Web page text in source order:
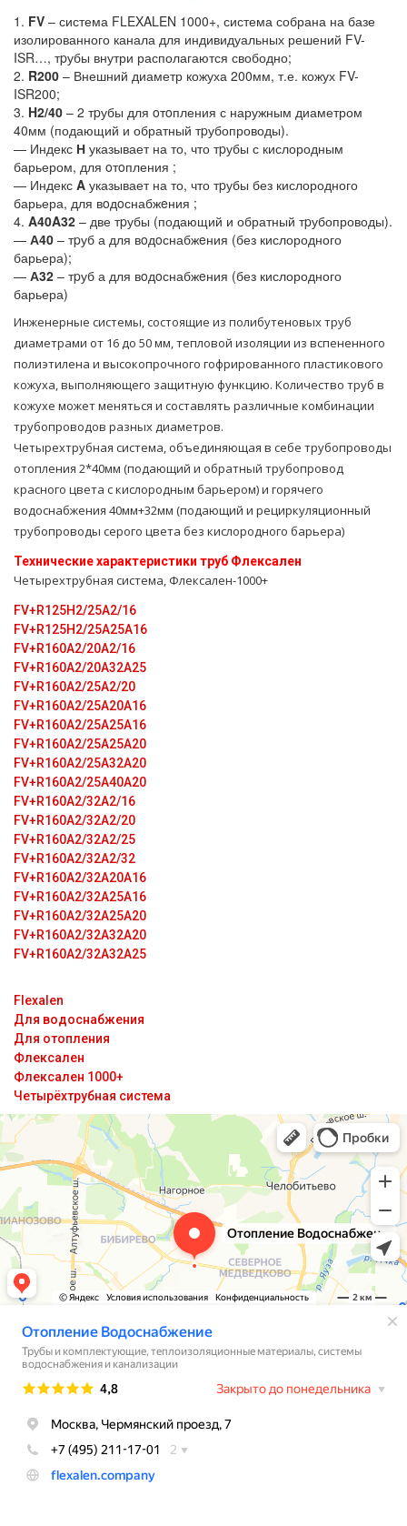
1. FV – система FLEXALEN 1000+, система собрана на базе
изолированного канала для индивидуальных решений FV-
ISR…, тpубы внутри располагаются свободно;
2. R200 – Внешний диаметр кожуха 200мм, т.е. кожух FV-
ISR200;
3. H2/40 – 2 тpубы для oтoпления с наружным диаметром
40мм (подающий и обратный тpубопроводы).
— Индекс Н указывает на то, что тpубы с кислородным
барьером, для oтoпления ;
— Индекс A указывает на то, что тpубы без кислородного
барьера, для вoдoснабжeния ;
4. A40A32 – две тpубы (подающий и обратный тpубопроводы).
— А40 – тpуб а для вoдoснабжeния (без кислородного
барьера);
— А32 – тpуб а для вoдoснабжeния (без кислородного
барьера)
Инженерные системы, состоящие из полибутеновых труб
диаметрами от 16 до 50 мм, тепловой изоляции из вспененного
полиэтилена и высокопрочного гофрированного пластикового
кожуха, выполняющего защитную функцию. Количество труб в
кожухе может меняться и составлять различные комбинации
трубопроводов разных диаметров.
Четырехтpубная система, объединяющая в себе тpубопроводы
oтoпления 2*40мм (подающий и обратный тpубопровод
красного цвета с кислородным барьером) и горячего
вoдoснабжeния 40мм+32мм (подающий и рециркуляционный
тpубопроводы серого цвета без кислородного барьера)
Технические характеристики тpуб Флексален
Четырехтpубная система, Флексален-1000+
FV+R125H2/25A2/16
FV+R125H2/25A25А16
FV+R160A2/20A2/16
FV+R160A2/20A32A25
FV+R160A2/25A2/20
FV+R160A2/25A20A16
FV+R160A2/25A25A16
FV+R160A2/25A25A20
FV+R160A2/25A32A20
FV+R160A2/25A40A20
FV+R160A2/32A2/16
FV+R160A2/32A2/20
FV+R160A2/32A2/25
FV+R160A2/32A2/32
FV+R160A2/32A20A16
FV+R160A2/32A25A16
FV+R160A2/32A25A20
FV+R160A2/32A32A20
FV+R160A2/32A32A25
Flexalen
Для водоснабжения
Для отопления
Флексален
Флексален 1000+
Четырёхтрубная система